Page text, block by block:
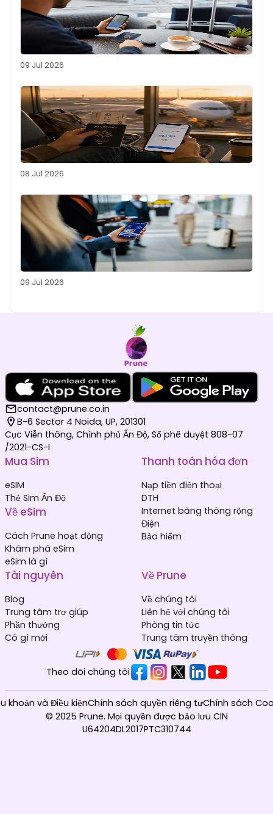
09 Jul 2026
08 Jul 2026
09 Jul 2026
contact@prune.co.in
B-6 Sector 4 Noida, UP, 201301
Cục Viễn thông, Chính phủ Ấn Độ, Số phê duyệt 808-07
/2021-CS-I
Mua Sim
eSIM
Thẻ Sim Ấn Độ
Về eSim
Cách Prune hoạt động
Khám phá eSim
eSim là gì
Thanh toán hóa đơn
Nạp tiền điện thoại
DTH
Internet băng thông rộng
Điện
Bảo hiểm
Tài nguyên
Blog
Trung tâm trợ giúp
Phần thưởng
Có gì mới
Về Prune
Về chúng tôi
Liên hệ với chúng tôi
Phòng tin tức
Trung tâm truyền thông
Theo dõi chúng tôi
© 2025 Prune. Mọi quyền được bảo lưu CIN
U64204DL2017PTC310744
khoản và Điều kiệnChính sách quyền riêng tưChính sách